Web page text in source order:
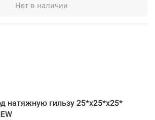
Нет в наличии
натяжную гильзу 25*х25*х25*